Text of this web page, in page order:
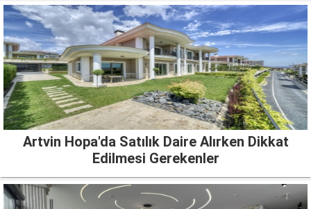
Artvin Hopa'da Satılık Daire Alırken Dikkat
Edilmesi Gerekenler